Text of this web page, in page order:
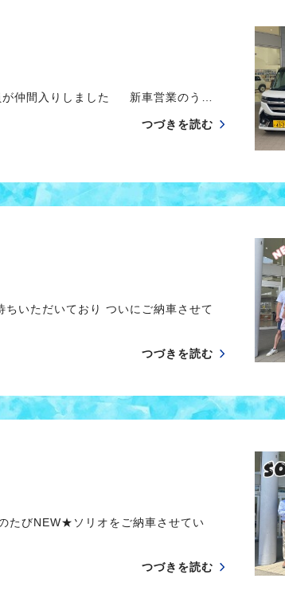
が仲間入りしました 新車営業のう…
つづきを読む
いただいており ついにご納車させて
つづきを読む
たびNEW★ソリオをご納車させてい
つづきを読む